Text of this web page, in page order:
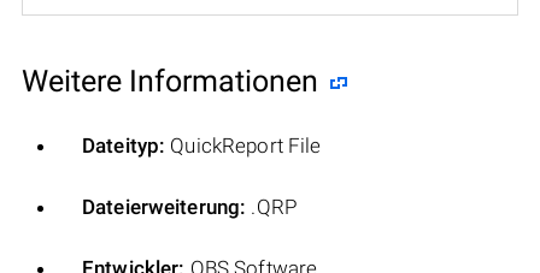
Weitere Informationen
Dateityp: QuickReport File
Dateierweiterung: .QRP
Entwickler: QBS Software